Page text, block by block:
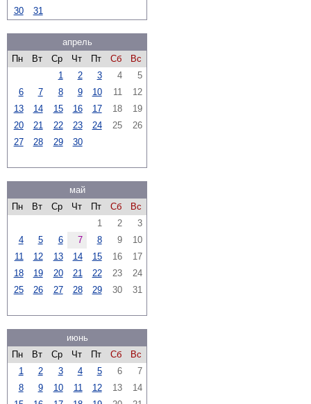
30
31
апрель
Пн
Вт Ср Чт Пт Сб
Вс
1
2 3 4
5
6
7 8 9 10 11
12
13
14 15 16 17 18
19
20
21 22 23 24 25
26
27
28 29 30
май
Пн
Вт Ср Чт Пт Сб
Вс
1
2
3
4
5 6 7 8 9
10
11
12 13 14 15 16
17
18
19 20 21 22 23
24
25
26 27 28 29 30 31
июнь
Пн
Вт Ср Чт Пт Сб
Вс
1
2 3 4 5 6
7
8
9 10 11 12 13
14